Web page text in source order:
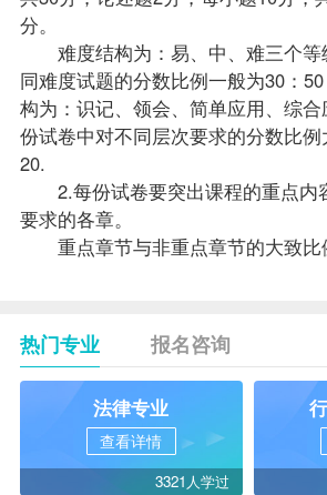
分。
难度结构为：易、中、难三个等
同难度试题的分数比例一般为30：
构为：识记、领会、简单应用、综
份试卷中对不同层次要求的分数比例
20.
2.每份试卷要突出课程的重点内
要求的各章。
重点章节与非重点章节的大致比
热门专业 报名咨询
法律专业
查看详情
3321人学过